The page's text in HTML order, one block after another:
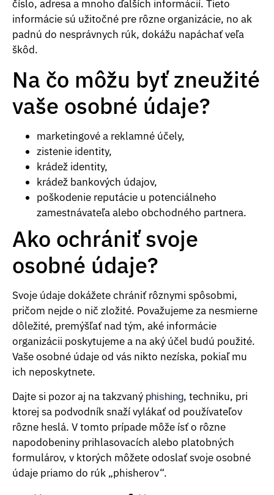
číslo, adresa a mnoho ďalších informácií. Tieto
informácie sú užitočné pre rôzne organizácie, no ak
padnú do nesprávnych rúk, dokážu napáchať veľa
škôd.
Na čo môžu byť zneužité
vaše osobné údaje?
marketingové a reklamné účely,
zistenie identity,
krádež identity,
krádež bankových údajov,
poškodenie reputácie u potenciálneho
zamestnávateľa alebo obchodného partnera.
Ako ochrániť svoje
osobné údaje?
Svoje údaje dokážete chrániť rôznymi spôsobmi,
pričom nejde o nič zložité. Považujeme za nesmierne
dôležité, premýšľať nad tým, aké informácie
organizácii poskytujeme a na aký účel budú použité.
Vaše osobné údaje od vás nikto nezíska, pokiaľ mu
ich neposkytnete.
Dajte si pozor aj na takzvaný phishing, techniku, pri
ktorej sa podvodník snaží vylákať od používateľov
rôzne heslá. V tomto prípade môže ísť o rôzne
napodobeniny prihlasovacích alebo platobných
formulárov, v ktorých môžete odoslať svoje osobné
údaje priamo do rúk „phisherov“.